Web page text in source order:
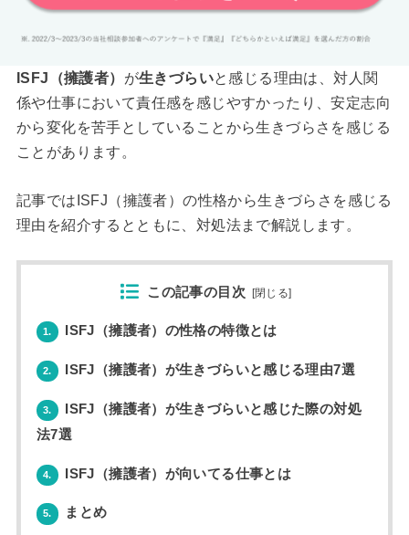
ISFJ（擁護者） が生きづらいと感じる理由は、対人関
係や仕事において責任感を感じやすかったり、安定志向
から変化を苦手としていることから生きづらさを感じる
ことがあります。
記事ではISFJ（擁護者）の性格から生きづらさを感じる
理由を紹介するとともに、対処法まで解説します。
この記事の目次 [閉じる]
1. ISFJ（擁護者）の性格の特徴とは
2. ISFJ（擁護者）が生きづらいと感じる理由7選
3.
ISFJ（擁護者）が生きづらいと感じた際の対処
法7選
4. ISFJ（擁護者）が向いてる仕事とは
5. まとめ